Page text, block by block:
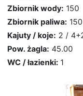
Zbiornik wody: 150
Zbiornik paliwa: 150
Kajuty / koje: 2 /
Pow. żagla: 45.00
WC / łazienki: 1